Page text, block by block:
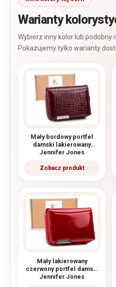
Warianty
Mały bordowy portfel
damski lakierowany
Jennifer Jones
Mały lakierowany
czerwony portfel damski
Jennifer Jones